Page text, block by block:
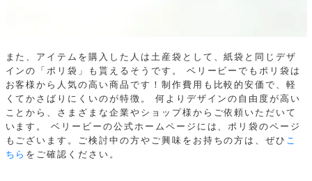
また、アイテムを購入した人は土産袋として、紙袋と同じデザ
インの「ポリ袋」も貰えるそうです。
ベリービーでもポリ袋は
お客様から人気の高い商品です！制作費用も比較的安価で、軽
くてかさばりにくいのが特徴。
何よりデザインの自由度が高い
ことから、さまざまな企業やショップ様からご依頼いただいて
います。
ベリービーの公式ホームページには、ポリ袋のページ
もございます。ご検討中の方やご興味をお持ちの方は、ぜひ こ
ちら をご確認ください。